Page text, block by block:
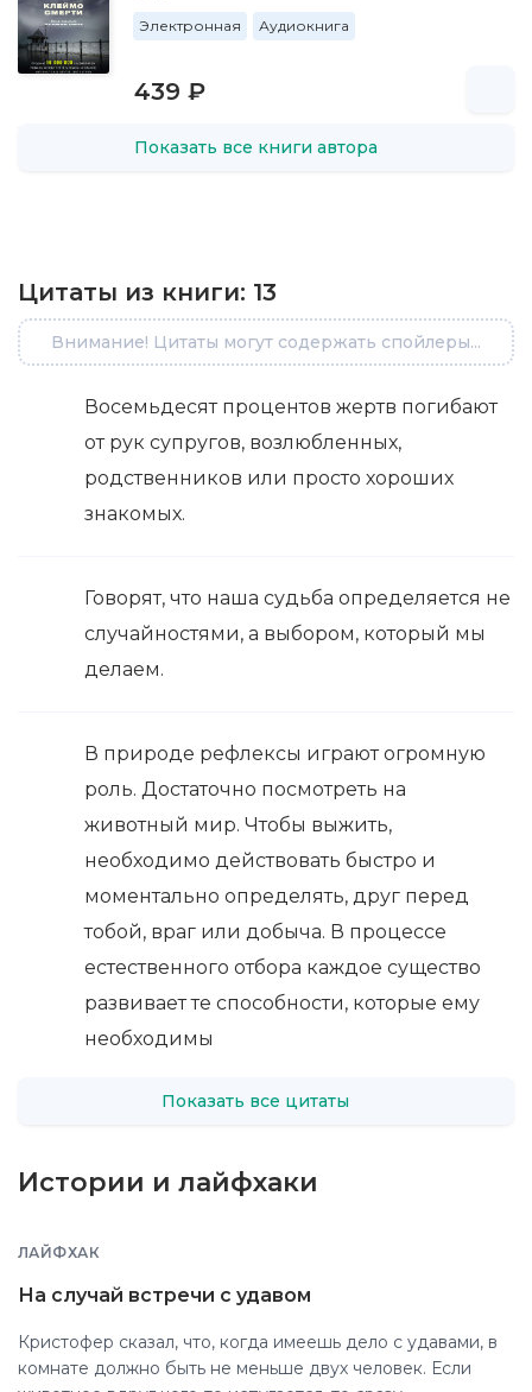
Электронная Аудиокнига
439 ₽
Показать все книги автора
Цитаты из книги: 13
Внимание! Цитаты могут содержать спойлеры...
Восемьдесят процентов жертв погибают
от рук супругов, возлюбленных,
родственников или просто хороших
знакомых.
Говорят, что наша судьба определяется не
случайностями, а выбором, который мы
делаем.
В природе рефлексы играют огромную
роль. Достаточно посмотреть на
животный мир. Чтобы выжить,
необходимо действовать быстро и
моментально определять, друг перед
тобой, враг или добыча. В процессе
естественного отбора каждое существо
развивает те способности, которые ему
необходимы
Показать все цитаты
Истории и лайфхаки
ЛАЙФХАК
На случай встречи с удавом
Кристофер сказал, что, когда имеешь дело с удавами, в
комнате должно быть не меньше двух человек. Если